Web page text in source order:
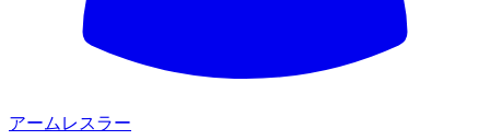
アームレスラー